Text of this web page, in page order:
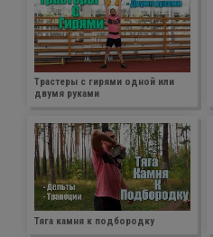
Трастеры с гирями одной или
двумя руками
Тяга камня к подбородку